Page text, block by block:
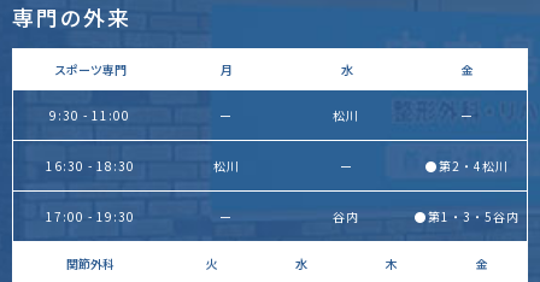
専門の外来
スポーツ専門 月 水 金
9:30 - 11:00 ー 松川 ー
16:30 - 18:30 松川 ー ●第2・4松川
17:00 - 19:30 ー 谷内 ●第1・3・5谷内
関節外科 火 水 木 金